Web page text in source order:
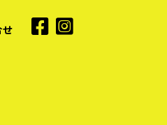
せ